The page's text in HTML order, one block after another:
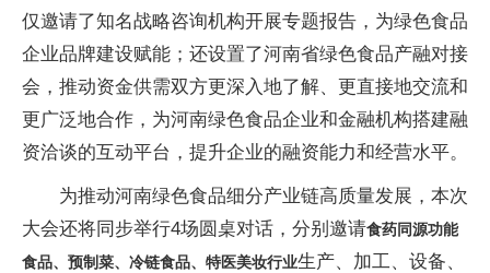
仅邀请了知名战略咨询机构开展专题报告，为绿色食品
企业品牌建设赋能；还设置了河南省绿色食品产融对接
会，推动资金供需双方更深入地了解、更直接地交流和
更广泛地合作，为河南绿色食品企业和金融机构搭建融
资洽谈的互动平台，提升企业的融资能力和经营水平。
为推动河南绿色食品细分产业链高质量发展，本次
大会还将同步举行4场圆桌对话，分别邀请食药同源功能
食品、预制菜、冷链食品、特医美妆行业生产、加工、设备、